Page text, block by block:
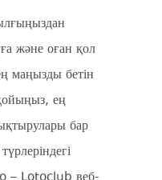
және оған қол
маңызды бетін
ең
бар
– Lotoclub веб-